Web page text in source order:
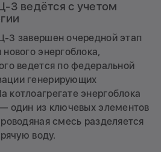
3 ведётся с учетом
3 завершен очередной этап
энергоблока,
ведется по федеральной
генерирующих
энергоблока
один из ключевых элементов
смесь разделяется
воду.